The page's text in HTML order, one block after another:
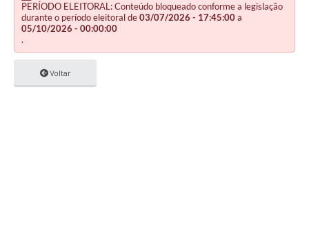
PERÍODO ELEITORAL: Conteúdo bloqueado conforme a legislação
durante o período eleitoral de03/07/2026 - 17:45:00a
05/10/2026 - 00:00:00
.
Voltar